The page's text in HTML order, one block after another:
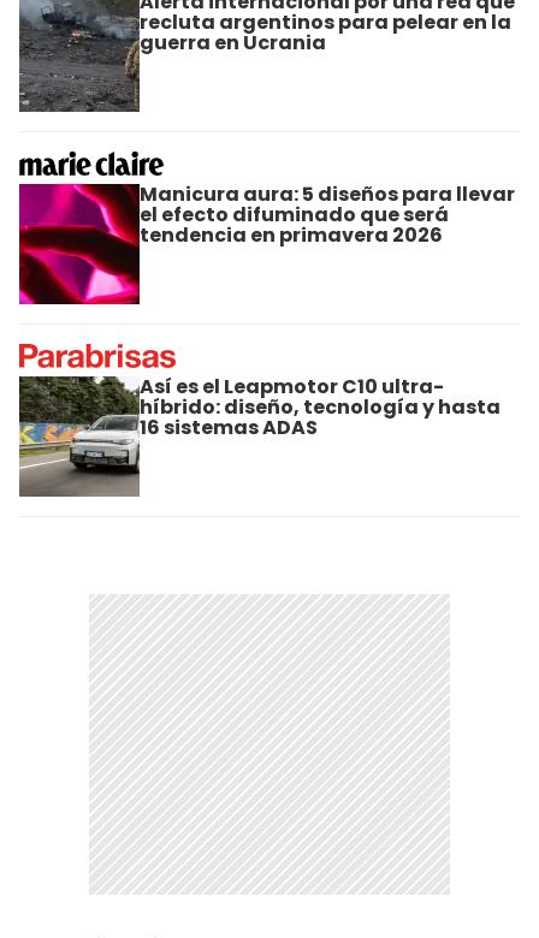
recluta argentinos para pelear en la
guerra en Ucrania
Manicura aura: 5 diseños para llevar
el efecto difuminado que será
tendencia en primavera 2026
Así es el Leapmotor C10 ultra-
híbrido: diseño, tecnología y hasta
16 sistemas ADAS